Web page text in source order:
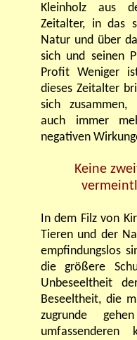
Kleinholz aus
Zeitalter, in das
Natur und über
sich und seinen
Profit Weniger
dieses Zeitalter
sich zusammen,
auch immer
negativen
Keine
In dem Filz von
Tieren und der
empfindungslos
die größere
Unbeseeltheit
Beseeltheit, die
zugrunde
umfassenderen